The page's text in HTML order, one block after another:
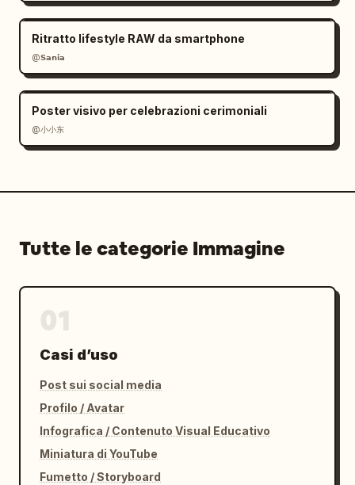
Ritratto lifestyle RAW da smartphone
@𝗦𝗮𝗻𝗶𝗮
Poster visivo per celebrazioni cerimoniali
@小小东
Tutte le categorie Immagine
Casi d’uso
Post sui social media
Profilo / Avatar
Infografica / Contenuto Visual Educativo
Miniatura di YouTube
Fumetto / Storyboard